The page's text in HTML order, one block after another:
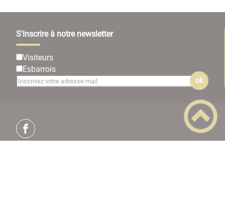
S'inscrire à notre newsletter
Visiteurs
Esbarrois
ok